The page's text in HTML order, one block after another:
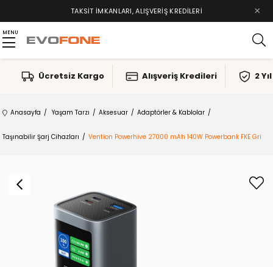
TAKSIT İMKANLARI, ALIŞVERIŞ KREDILERI ×
MENU
Ücretsiz Kargo Alışveriş Kredileri 2
Anasayfa Yaşam Tarzı Aksesuar Adaptörler & Kablolar
Taşınabilir Şarj Cihazları Vention Powerhive 27000 mAh 140W Powerbank FKE Gri